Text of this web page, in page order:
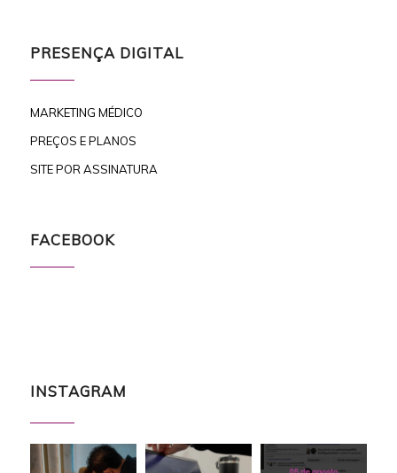
PRESENÇA DIGITAL
MARKETING MÉDICO
PREÇOS E PLANOS
SITE POR ASSINATURA
FACEBOOK
INSTAGRAM